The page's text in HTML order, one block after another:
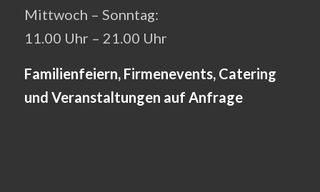
Mittwoch – Sonntag:
11.00 Uhr – 21.00 Uhr
Familienfeiern, Firmenevents, Catering
und Veranstaltungen auf Anfrage